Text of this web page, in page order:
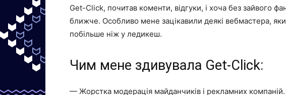
Get-Click, почитав коменти, відгуки, і хоча без зайвого
ближче. Особливо мене зацікавили деякі вебмастера,
побільше ніж у ледикеш.
Чим мене здивувала Get-Click:
— Жорстка модерація майданчиків і рекламних